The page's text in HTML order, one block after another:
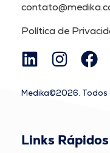
Política de
Medika©2026.
Links Rápidos